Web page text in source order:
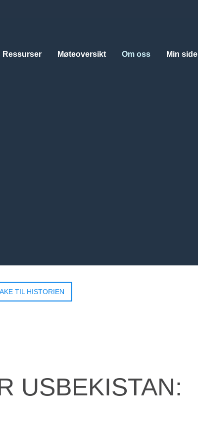
Ressurser Møteoversikt Om oss Min side
TIL HISTORIEN
USBEKISTAN: